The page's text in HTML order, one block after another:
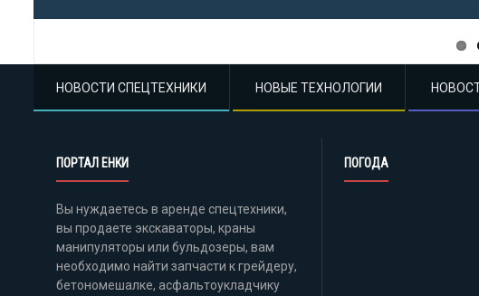
НОВОСТИ СПЕЦТЕХНИКИ НОВЫЕ ТЕХНОЛОГИИ
ПОРТАЛ ЕНКИ
Вы нуждаетесь в аренде спецтехники,
вы продаете экскаваторы, краны
манипуляторы или бульдозеры, вам
необходимо найти запчасти к грейдеру,
бетономешалке, асфальтоукладчику
ПОГОДА